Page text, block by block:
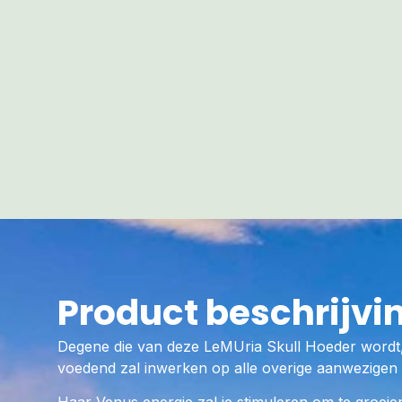
Product
Degene die van deze LeMUria Skull Hoeder
voedend zal inwerken op alle overige